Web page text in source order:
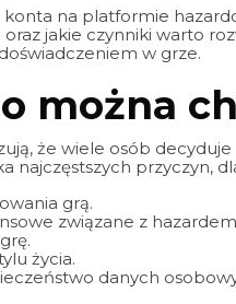
na platformie
jakie czynniki warto
w grze.
można
że wiele osób
najczęstszych przyczyn,
grą.
związane z
życia.
danych